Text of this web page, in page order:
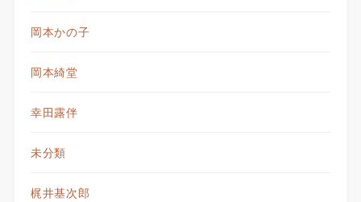
岡本かの子
岡本綺堂
幸田露伴
未分類
梶井基次郎